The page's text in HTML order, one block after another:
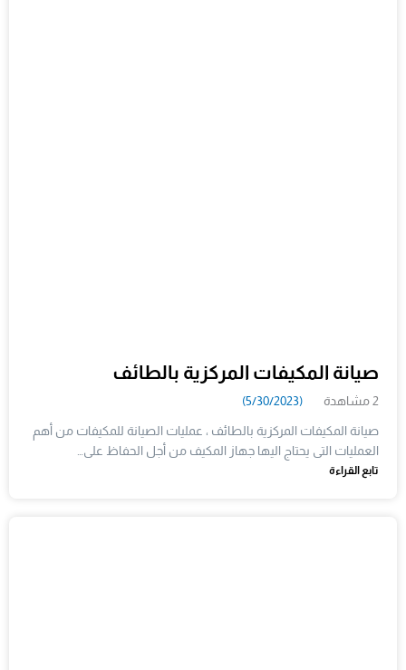
صيانة المكيفات المركزية بالطائف
2 مشاهدة (5/30/2023)
صيانة المكيفات المركزية بالطائف ، عمليات الصيانة للمكيفات من أهم
العمليات التى يحتاج اليها جهاز المكيف من أجل الحفاظ على…
تابع القراءة